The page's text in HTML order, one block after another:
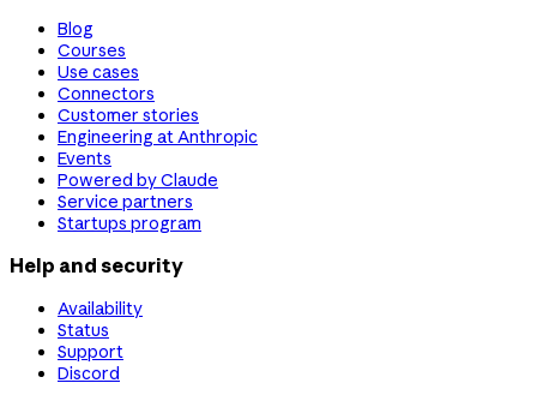
Blog
Courses
Use cases
Connectors
Customer stories
Engineering at Anthropic
Events
Powered by Claude
Service partners
Startups program
Help and security
Availability
Status
Support
Discord